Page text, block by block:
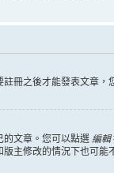
冊之後才能發表文章
的文章。您可以點選 編輯
主修改的情況下也可